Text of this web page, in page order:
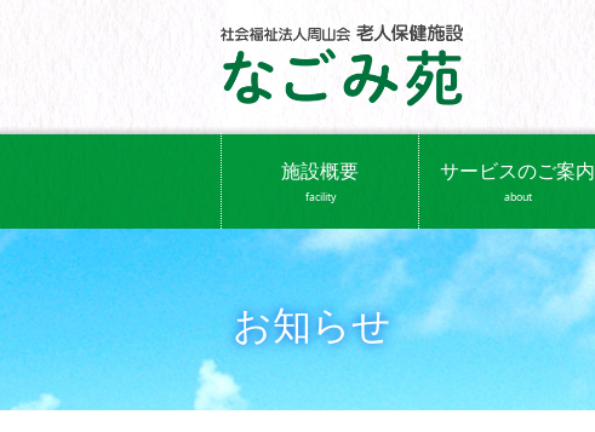
施設概要
facility
サービスのご案内
about
お知らせ